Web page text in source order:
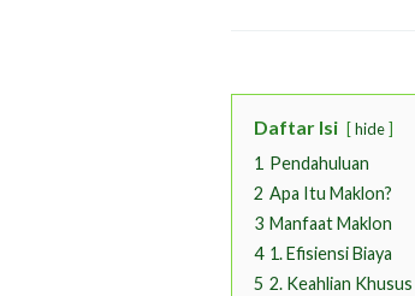
Daftar Isi hide
1 Pendahuluan
2 Apa Itu Maklon?
3 Manfaat Maklon
4 1. Efisiensi Biaya
5 2. Keahlian Khusus